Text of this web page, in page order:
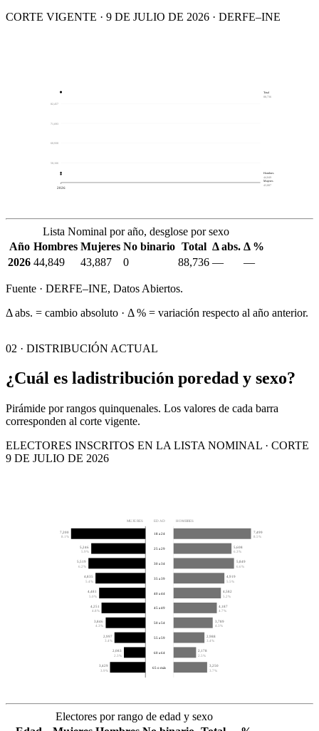
CORTE VIGENTE · 9 DE JULIO DE 2026 · DERFE–INE
50,166
60,930
71,693
82,457
2026
Total
88,736
Mujeres
43,887
Hombres
44,849
Lista Nominal por año, desglose por sexo
Año Hombres Mujeres No binario Total Δ abs. Δ %
2026 44,849 43,887 0 88,736 — —
Fuente · DERFE–INE, Datos Abiertos.
Δ abs. = cambio absoluto · Δ % = variación respecto al año anterior.
02 · DISTRIBUCIÓN ACTUAL
¿Cuál es ladistribución poredad y sexo?
Pirámide por rangos quinquenales. Los valores de cada barra
corresponden al corte vigente.
ELECTORES INSCRITOS EN LA LISTA NOMINAL · CORTE
9 DE JULIO DE 2026
MUJERES EDAD HOMBRES
7,200
8.1%
7,499
8.5%
18 a 24
5,246
5.9%
5,608
6.3%
25 a 29
5,519
6.2%
5,849
6.6%
30 a 34
4,835
5.4%
4,919
5.5%
35 a 39
4,481
5.0%
4,582
5.2%
40 a 44
4,251
4.8%
4,187
4.7%
45 a 49
3,846
4.3%
3,789
4.3%
50 a 54
2,997
3.4%
2,988
3.4%
55 a 59
2,083
2.3%
2,178
2.5%
60 a 64
3,429
3.9%
3,250
3.7%
65 o más
Electores por rango de edad y sexo